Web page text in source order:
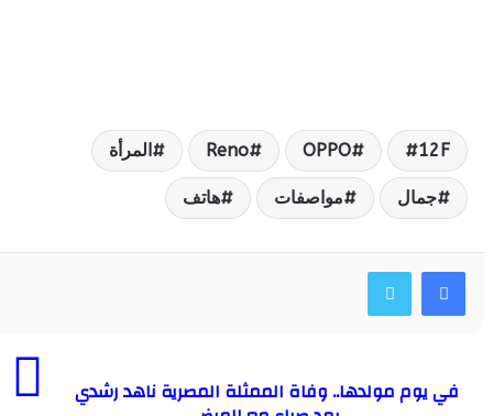
OPPO
Reno المرأة
مواصفات هاتف
مولدها.. وفاة الممثلة المصرية ناهد رشدي